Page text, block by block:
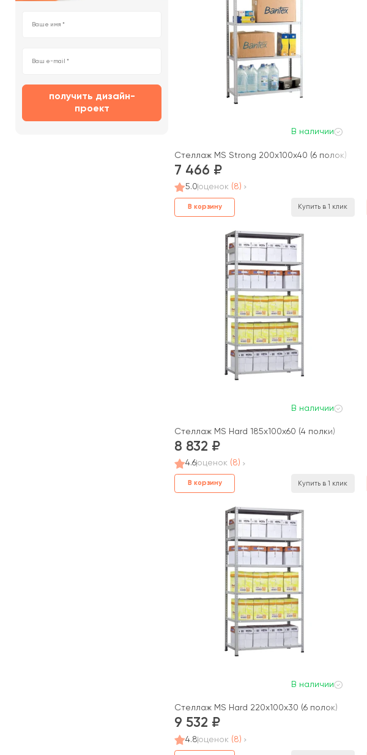
получить дизайн-
проект
В наличии
Стеллаж MS Strong 200x100x40 (6 полок)
7 466
5.0оценок (8)
В корзину Купить в 1 клик
В наличии
Стеллаж MS Hard 185x100x60 (4 полки)
8 832
4.6оценок (8)
В корзину Купить в 1 клик
В наличии
Стеллаж MS Hard 220x100x30 (6 полок)
9 532
4.8оценок (8)